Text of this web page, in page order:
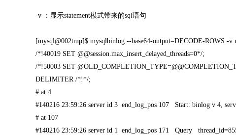
-v ：显示statement模式带来的sql语句
[mysql@002tmp]$ mysqlbinlog --base64-output=DECODE-ROWS -v
/*!40019 SET @@session.max_insert_delayed_threads=0*/;
/*!50003 SET
DELIMITER /*!*/;
# at 4
#140216 23:59:26 server id 3 end_log_pos 107 Start: binlog v 4,
# at 107
#140216 23:59:26 server id 1 end_log_pos 171 Query